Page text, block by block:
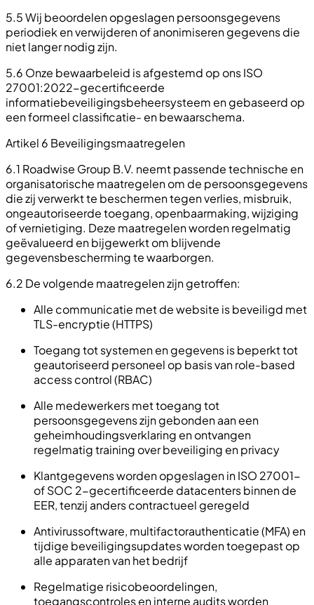
5.5 Wij beoordelen opgeslagen persoonsgegevens
periodiek en verwijderen of anonimiseren gegevens die
niet langer nodig zijn.
5.6 Onze bewaarbeleid is afgestemd op ons ISO
27001:2022-gecertificeerde
informatiebeveiligingsbeheersysteem en gebaseerd op
een formeel classificatie- en bewaarschema.
Artikel 6 Beveiligingsmaatregelen
6.1 Roadwise Group B.V. neemt passende technische en
organisatorische maatregelen om de persoonsgegevens
die zij verwerkt te beschermen tegen verlies, misbruik,
ongeautoriseerde toegang, openbaarmaking, wijziging
of vernietiging. Deze maatregelen worden regelmatig
geëvalueerd en bijgewerkt om blijvende
gegevensbescherming te waarborgen.
6.2 De volgende maatregelen zijn getroffen:
Alle communicatie met de website is beveiligd met
TLS-encryptie (HTTPS)
Toegang tot systemen en gegevens is beperkt tot
geautoriseerd personeel op basis van role-based
access control (RBAC)
Alle medewerkers met toegang tot
persoonsgegevens zijn gebonden aan een
geheimhoudingsverklaring en ontvangen
regelmatig training over beveiliging en privacy
Klantgegevens worden opgeslagen in ISO 27001-
of SOC 2-gecertificeerde datacenters binnen de
EER, tenzij anders contractueel geregeld
Antivirussoftware, multifactorauthenticatie (MFA) en
tijdige beveiligingsupdates worden toegepast op
alle apparaten van het bedrijf
Regelmatige risicobeoordelingen,
toegangscontroles en interne audits worden